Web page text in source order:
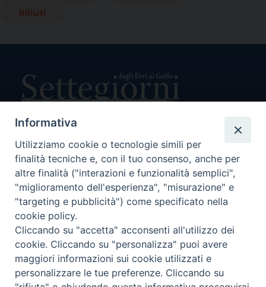
Rifiuti
Direttore Responsabile Giuseppe Rabita
Direttore Amministrativo Salvatore Bruno
Editore e Proprietà Opera di Religione della Diocesi di Piazza
Armerina,
Via Cammarata, 21 – Piazza Armerina
P. I. 01121870867
Autorizzazione Tribunale di Enna n. 113 del 24/2/2007
SEGUICI SU:
Informativa
Utilizziamo cookie o tecnologie simili per
finalità tecniche e, con il tuo consenso, anche per
altre finalità ("interazioni e funzionalità semplici",
"miglioramento dell'esperienza", "misurazione" e
"targeting e pubblicità") come specificato nella
cookie policy.
Cliccando su "accetta" acconsenti all'utilizzo dei
cookie. Cliccando su "personalizza" puoi avere
maggiori informazioni sui cookie utilizzati e
personalizzare le tue preferenze. Cliccando su